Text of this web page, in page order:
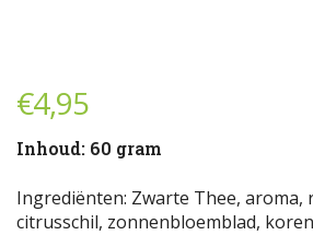
€4,95
Inhoud: 60 gram
Ingrediënten: Zwarte Thee, aroma,
citrusschil, zonnenbloemblad,